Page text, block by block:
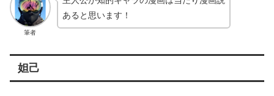
筆者
あると思います！
妲己